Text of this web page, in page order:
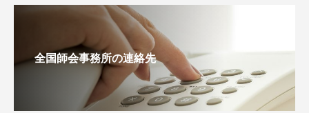
全国師会事務所の連絡先